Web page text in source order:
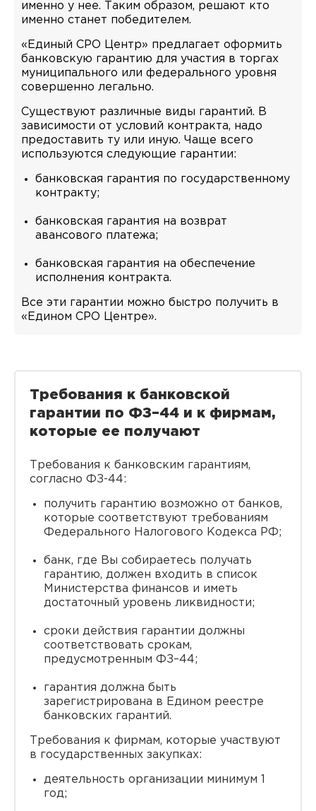
именно у нее. Таким образом, решают кто
именно станет победителем.
«Единый СРО Центр» предлагает оформить
банковскую гарантию для участия в торгах
муниципального или федерального уровня
совершенно легально.
Существуют различные виды гарантий. В
зависимости от условий контракта, надо
предоставить ту или иную. Чаще всего
используются следующие гарантии:
банковская гарантия по государственному
контракту;
банковская гарантия на возврат
авансового платежа;
банковская гарантия на обеспечение
исполнения контракта.
Все эти гарантии можно быстро получить в
«Едином СРО Центре».
Требования к банковской
гарантии по ФЗ–44 и к фирмам,
которые ее получают
Требования к банковским гарантиям,
согласно ФЗ-44:
получить гарантию возможно от банков,
которые соответствуют требованиям
Федерального Налогового Кодекса РФ;
банк, где Вы собираетесь получать
гарантию, должен входить в список
Министерства финансов и иметь
достаточный уровень ликвидности;
сроки действия гарантии должны
соответствовать срокам,
предусмотренным ФЗ–44;
гарантия должна быть
зарегистрирована в Едином реестре
банковских гарантий.
Требования к фирмам, которые участвуют
в государственных закупках:
деятельность организации минимум 1
год;